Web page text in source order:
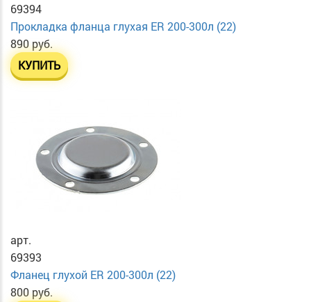
69394
Прокладка фланца глухая ER 200-300л (22)
890 руб.
КУПИТЬ
арт.
69393
Фланец глухой ER 200-300л (22)
800 руб.